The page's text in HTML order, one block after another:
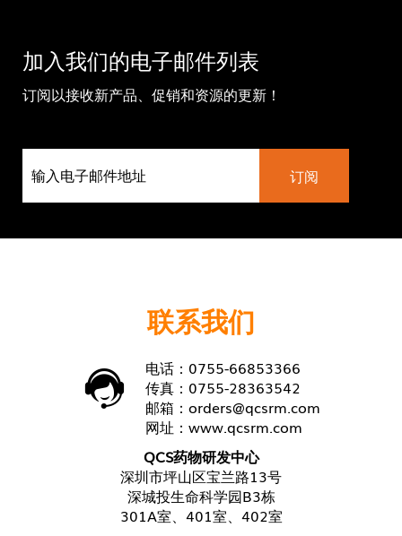
加入我们的电子邮件列表
订阅以接收新产品、促销和资源的更新！
联系我们
电话：0755-66853366
传真：0755-28363542
邮箱： orders@qcsrm.com
网址： www.qcsrm.com
QCS药物研发中心
深圳市坪山区宝兰路13号
深城投生命科学园B3栋
301A室、401室、402室